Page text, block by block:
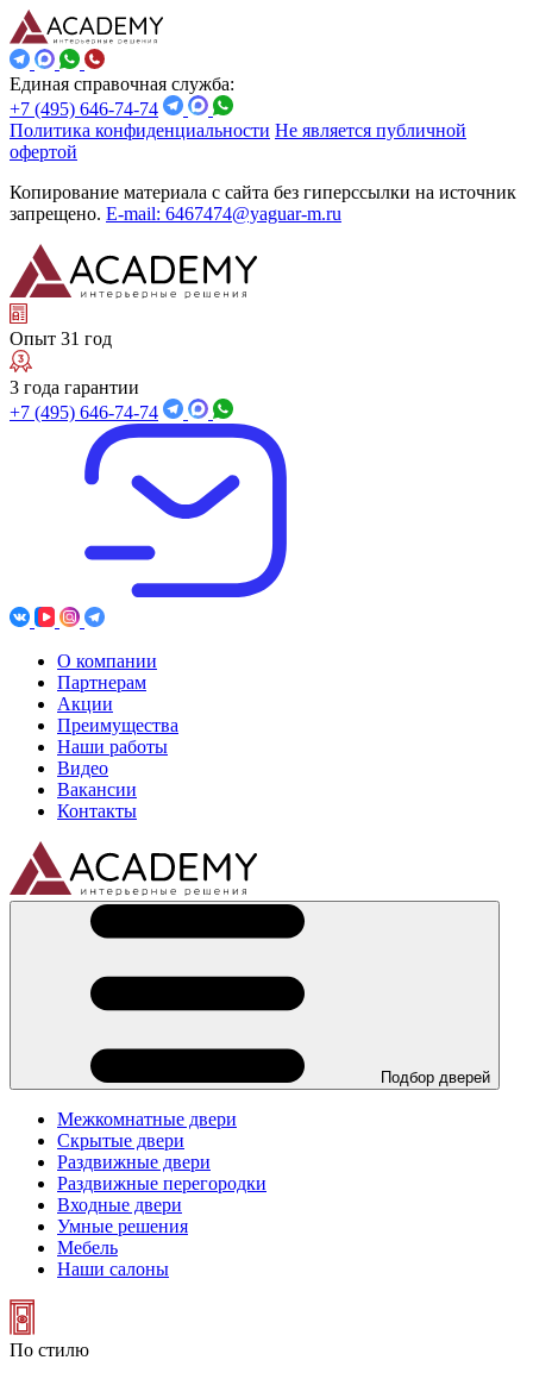
Единая справочная служба:
+7 (495) 646-74-74
Политика конфиденциальности Не является публичной
офертой
Копирование материала с сайта без гиперссылки на источник
запрещено. E-mail: 6467474@yaguar-m.ru
Опыт 31 год
3 года гарантии
+7 (495) 646-74-74
О компании
Партнерам
Акции
Преимущества
Наши работы
Видео
Вакансии
Контакты
Подбор дверей
Межкомнатные двери
Скрытые двери
Раздвижные двери
Раздвижные перегородки
Входные двери
Умные решения
Мебель
Наши салоны
По стилю